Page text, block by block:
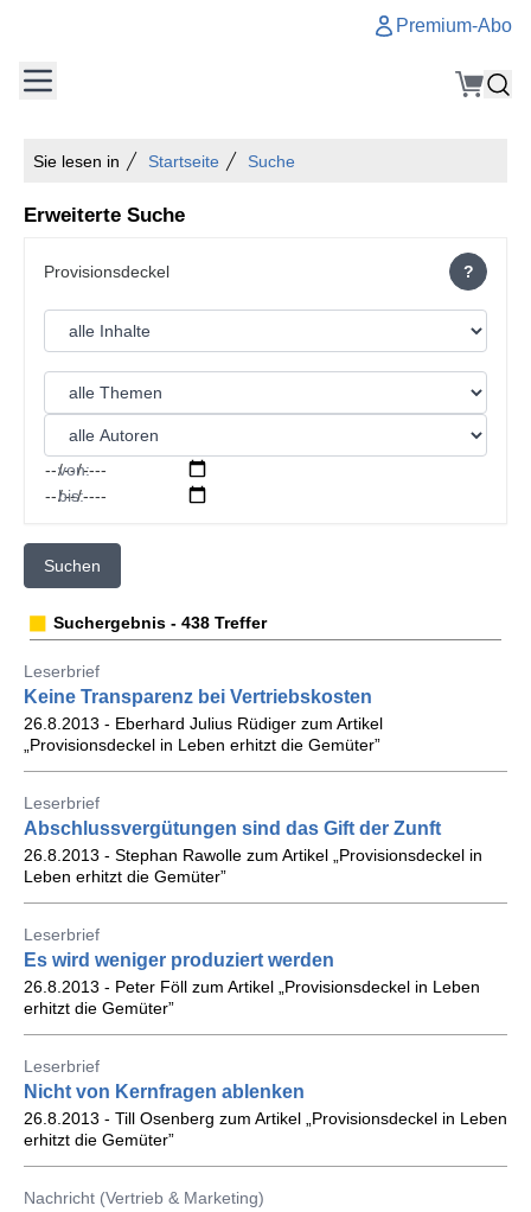
Premium-Abo
Sie lesen in Startseite Suche
Erweiterte Suche
?
von:
bis:
Suchen
Suchergebnis - 438 Treffer
Leserbrief
Keine Transparenz bei Vertriebskosten
26.8.2013 - Eberhard Julius Rüdiger zum Artikel
„Provisionsdeckel in Leben erhitzt die Gemüter”
Leserbrief
Abschlussvergütungen sind das Gift der Zunft
26.8.2013 - Stephan Rawolle zum Artikel „Provisionsdeckel in
Leben erhitzt die Gemüter”
Leserbrief
Es wird weniger produziert werden
26.8.2013 - Peter Föll zum Artikel „Provisionsdeckel in Leben
erhitzt die Gemüter”
Leserbrief
Nicht von Kernfragen ablenken
26.8.2013 - Till Osenberg zum Artikel „Provisionsdeckel in Leben
erhitzt die Gemüter”
Nachricht (Vertrieb & Marketing)